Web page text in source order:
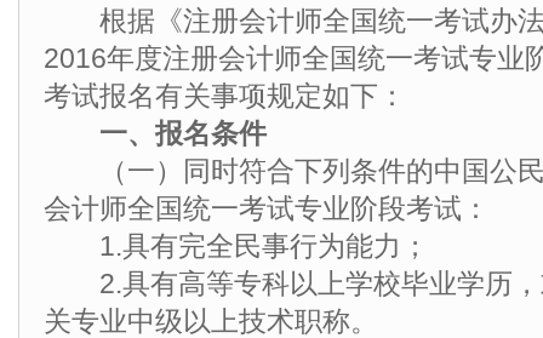
根据《注册会计师全国统一考试办
2016年度注册会计师全国统一考试专业
考试报名有关事项规定如下：
一、报名条件
（一）同时符合下列条件的中国公民
会计师全国统一考试专业阶段考试：
1.具有完全民事行为能力；
2.具有高等专科以上学校毕业学历，
关专业中级以上技术职称。